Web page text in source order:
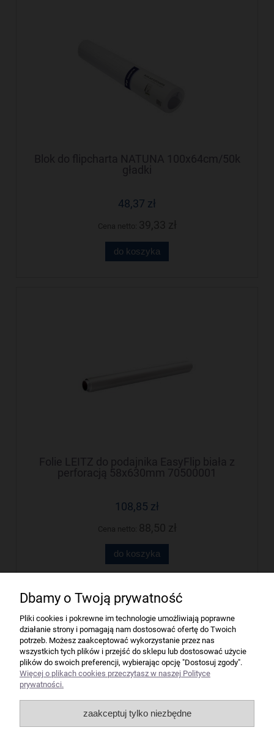
Blok do flipcharta NATUNA 100x64cm/50k
gładki
48,37 zł
do koszyka
Folie LEITZ do podajnika EasyFlip biała z
perforacją 58x630mm 70500001
108,85 zł
do koszyka
Firma
Bindownice wg producentów
Niszczarki wg producentów
Liczarki pieniędzy
Dbamy o Twoją prywatność
Pliki cookies i pokrewne im technologie umożliwiają poprawne
działanie strony i pomagają nam dostosować ofertę do Twoich
potrzeb. Możesz zaakceptować wykorzystanie przez nas
wszystkich tych plików i przejść do sklepu lub dostosować użycie
plików do swoich preferencji, wybierając opcję "Dostosuj zgody".
Więcej o plikach cookies przeczytasz w naszej Polityce
prywatności.
zaakceptuj tylko niezbędne